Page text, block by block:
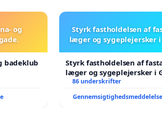
og
badeklub
Styrk fastholdelsen af
læger og sygeplejersker
Styrk fastholdelsen af
læger og sygeplejersker i
86 underskrifter
Gennemsigtighedsmeddelelse